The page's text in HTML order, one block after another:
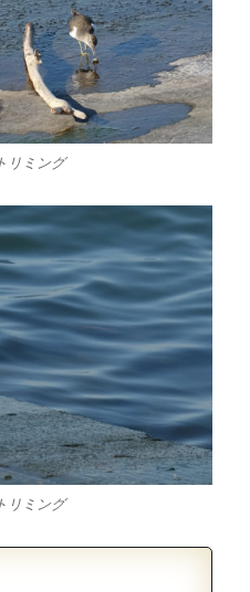
リミング
リミング